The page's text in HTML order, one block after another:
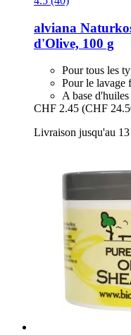
alviana
d'Olive, 100 g
Pour tous les
Pour le lavage
A base
CHF 2.45 (CHF
Livraison jusqu'au